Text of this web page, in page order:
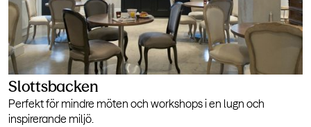
Slottsbacken
Perfekt för mindre möten och workshops i en lugn och
inspirerande miljö.